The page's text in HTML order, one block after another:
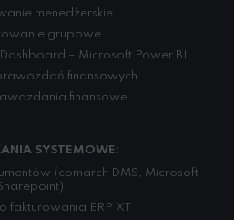
menedżerskie
grupowe
– Microsoft Power BI
finansowych
finansowe
SYSTEMOWE:
(comarch DMS, Microsoft
fakturowania ERP XT